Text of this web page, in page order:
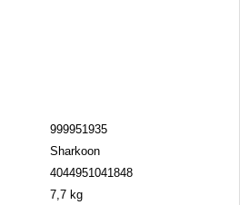
999951935
Sharkoon
4044951041848
7,7 kg